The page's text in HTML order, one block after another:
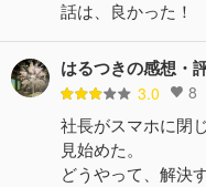
話は、良かった！
はるつきの感想・
3.0 8
社長がスマホに閉
見始めた。
どうやって、解決